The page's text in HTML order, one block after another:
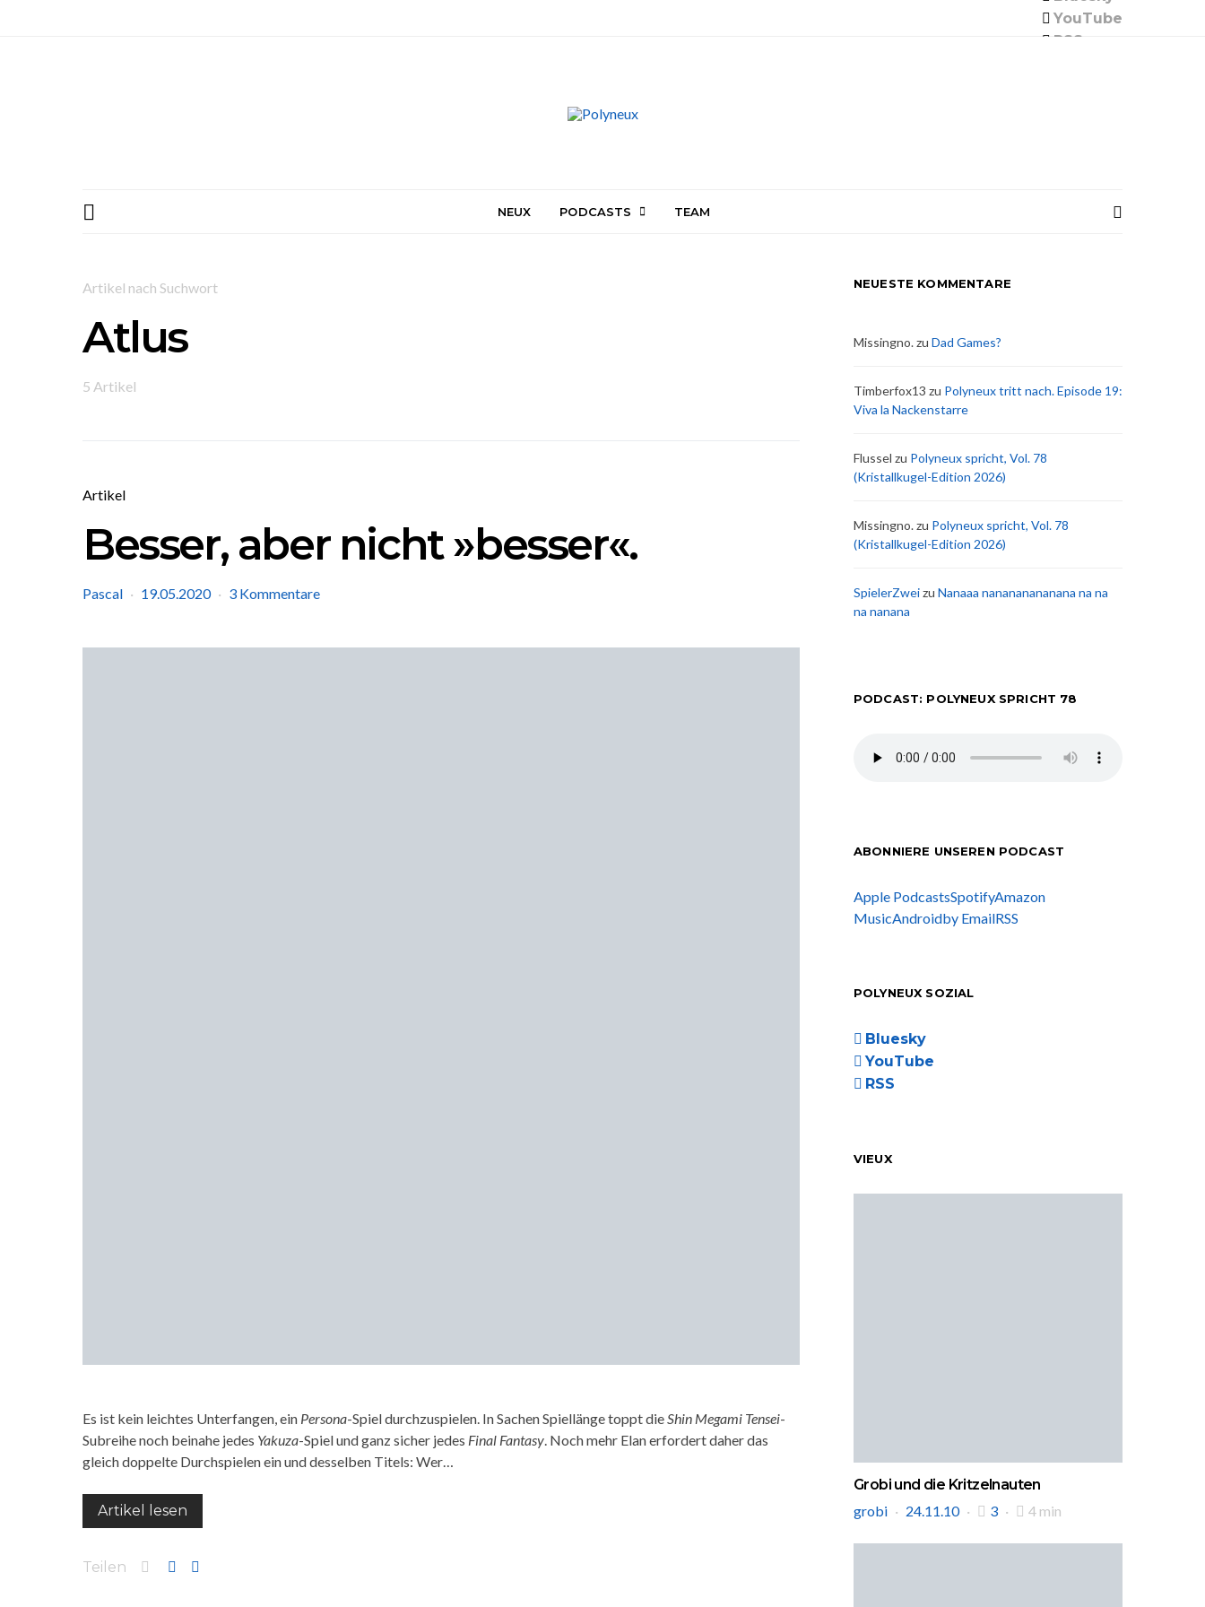
YouTube
RSS
NEUX PODCASTS TEAM
Artikel nach Suchwort
Atlus
5 Artikel
Artikel
Besser, aber nicht »besser«.
Pascal 19.05.2020 3 Kommentare
Es ist kein leichtes Unterfangen, ein Persona-Spiel durchzuspielen. In Sachen Spiellänge toppt dieShin Megami Tensei-
Subreihe noch beinahe jedes Yakuza-Spiel und ganz sicher jedes Final Fantasy. Noch mehr Elan erfordert daher das
gleich doppelte Durchspielen ein und desselben Titels: Wer…
Artikel lesen
Teilen
NEUESTE KOMMENTARE
Missingno.zu Dad Games?
Timberfox13 zu Polyneux tritt nach. Episode 19:
Viva la Nackenstarre
Flussel zu Polyneux spricht, Vol. 78
(Kristallkugel-Edition 2026)
Missingno.zu Polyneux spricht, Vol. 78
(Kristallkugel-Edition 2026)
SpielerZweizu Nanaaa nanananananana na na
na nanana
PODCAST: POLYNEUX SPRICHT 78
ABONNIERE UNSEREN PODCAST
Apple PodcastsSpotifyAmazon
MusicAndroidby EmailRSS
POLYNEUX SOZIAL
Bluesky
YouTube
RSS
VIEUX
Grobi und die Kritzelnauten
grobi
24.11.10 3 4 min